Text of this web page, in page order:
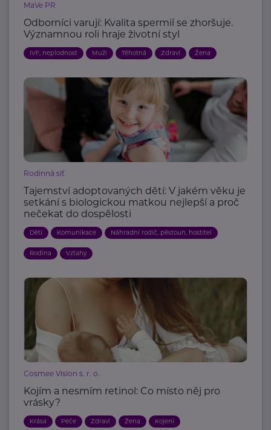
MaVe PR
Odborníci varují: Kvalita spermií se zhoršuje.
Významnou roli hraje životní styl
IVF, neplodnost Muži Těhotná Zdraví Žena
Rodinná síť
Tajemství adoptovaných dětí: V jakém věku je
setkání s biologickou matkou nejlepší a proč
nečekat do dospělosti
Děti Komunikace Náhradní rodič, pěstoun, hostitel
Rodina Vztahy
Cosmee Vision s. r. o.
Kojím a nesmím retinol: Co místo něj pro
vrásky?
Krása Péče Zdraví Žena Kojení